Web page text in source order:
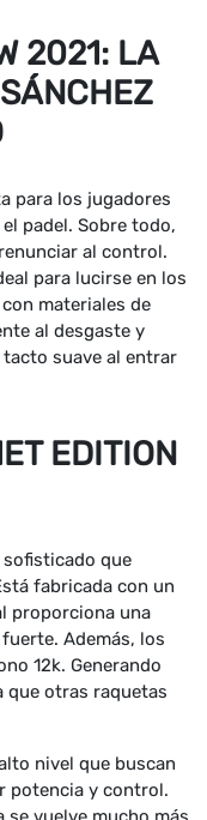
2021: LA
para los jugadores
padel. Sobre todo,
al control.
para lucirse en los
materiales de
al desgaste y
suave al entrar
EDITION
sofisticado que
fabricada con un
proporciona una
Además, los
12k. Generando
que otras raquetas
nivel que buscan
potencia y control.